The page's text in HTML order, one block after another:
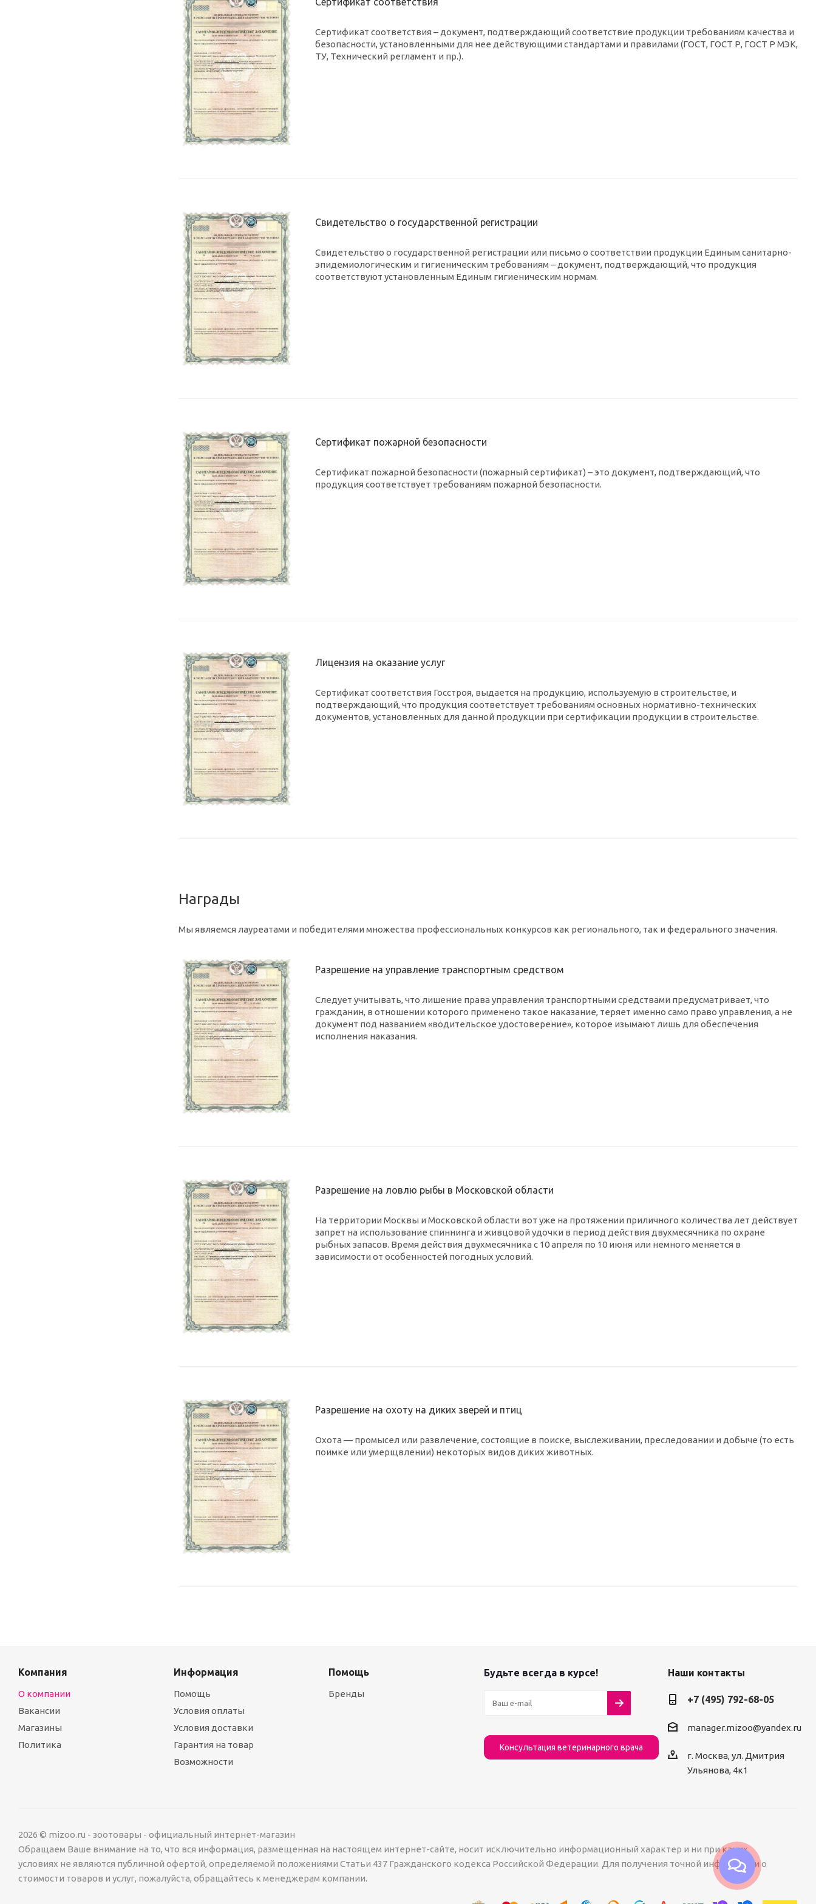
Сертификат соответствия – документ, подтверждающий соответствие продукции требованиям качества и
безопасности, установленными для нее действующими стандартами и правилами (ГОСТ, ГОСТ Р, ГОСТ Р МЭК,
ТУ, Технический регламент и пр.).
Свидетельство о государственной регистрации
Свидетельство о государственной регистрации или письмо о соответствии продукции Единым санитарно-
эпидемиологическим и гигиеническим требованиям – документ, подтверждающий, что продукция
соответствуют установленным Единым гигиеническим нормам.
Сертификат пожарной безопасности
Сертификат пожарной безопасности (пожарный сертификат) – это документ, подтверждающий, что
продукция соответствует требованиям пожарной безопасности.
Лицензия на оказание услуг
Сертификат соответствия Госстроя, выдается на продукцию, используемую в строительстве, и
подтверждающий, что продукция соответствует требованиям основных нормативно-технических
документов, установленных для данной продукции при сертификации продукции в строительстве.
Награды
Мы являемся лауреатами и победителями множества профессиональных конкурсов как регионального, так и федерального значения.
Разрешение на управление транспортным средством
Следует учитывать, что лишение права управления транспортными средствами предусматривает, что
гражданин, в отношении которого применено такое наказание, теряет именно само право управления, а не
документ под названием «водительское удостоверение», которое изымают лишь для обеспечения
исполнения наказания.
Разрешение на ловлю рыбы в Московской области
На территории Москвы и Московской области вот уже на протяжении приличного количества лет действует
запрет на использование спиннинга и живцовой удочки в период действия двухмесячника по охране
рыбных запасов. Время действия двухмесячника с 10 апреля по 10 июня или немного меняется в
зависимости от особенностей погодных условий.
Разрешение на охоту на диких зверей и птиц
Охота — промысел или развлечение, состоящие в поиске, выслеживании, преследовании и добыче (то есть
поимке или умерщвлении) некоторых видов диких животных.
Компания
О компании
Вакансии
Магазины
Политика
Информация
Помощь
Условия оплаты
Условия доставки
Гарантия на товар
Возможности
Помощь
Бренды
Будьте всегда в курсе!
Консультация ветеринарного врача
Наши контакты
+7 (495) 792-68-05
manager.mizoo@yandex.ru
г. Москва, ул. Дмитрия
Ульянова, 4к1
2026 © mizoo.ru - зоотовары - официальный интернет-магазин
Обращаем Ваше внимание на то, что вся информация, размещенная на настоящем интернет-сайте, носит исключительно информационный характер и ни при каких
условиях не являются публичной офертой, определяемой положениями Статьи 437 Гражданского кодекса Российской Федерации. Для получения точной информации о
стоимости товаров и услуг, пожалуйста, обращайтесь к менеджерам компании.